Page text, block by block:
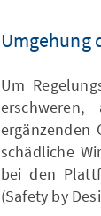
Umgehung
Um
ergänzenden
schädliche
bei den
(Safety by